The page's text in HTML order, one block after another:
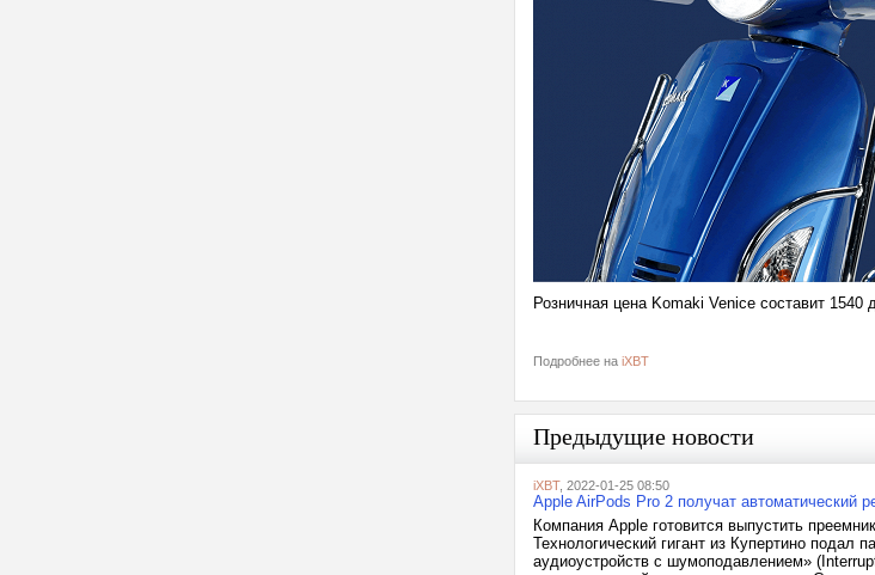
Розничная цена Komaki Venice составит
Подробнее на iXBT
Предыдущие новости
iXBT, 2022-01-25 08:50
Apple AirPods Pro 2 получат автоматический
Компания Apple готовится выпустить
Технологический гигант из Купертино
аудиоустройств с шумоподавлением»